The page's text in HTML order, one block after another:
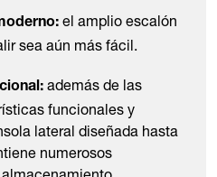
el amplio escalón
sea aún más fácil.
además de las
funcionales y
lateral diseñada hasta
numerosos